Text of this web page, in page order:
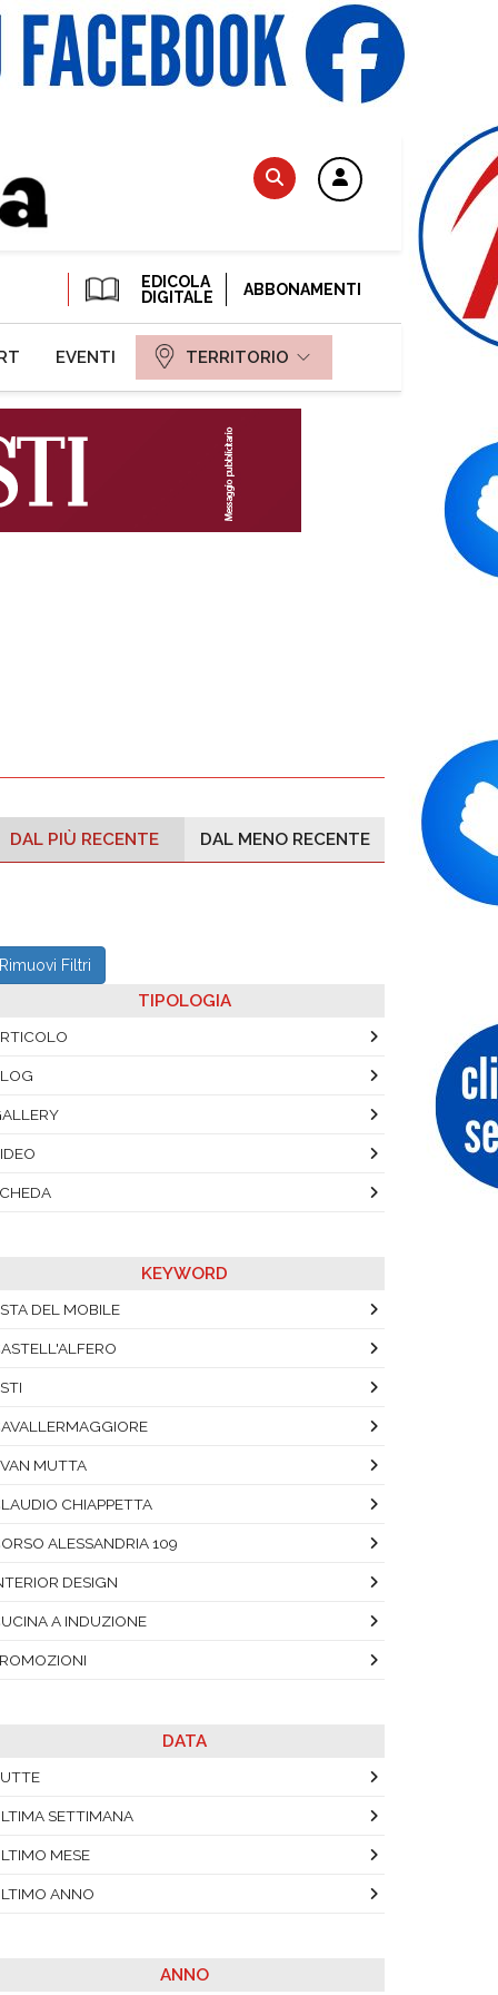
EDICOLA
DIGITALE
ABBONAMENTI
EVENTI TERRITORIO
DAL PIÙ RECENTE DAL MENO RECENTE
Rimuovi Filtri
TIPOLOGIA
KEYWORD
DEL MOBILE
MUTTA
CHIAPPETTA
ALESSANDRIA 109
DESIGN
A INDUZIONE
DATA
SETTIMANA
MESE
ANNO
ANNO